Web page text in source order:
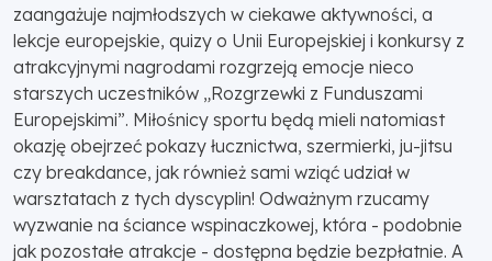
zaangażuje najmłodszych w ciekawe aktywności, a
lekcje europejskie, quizy o Unii Europejskiej i konkursy z
atrakcyjnymi nagrodami rozgrzeją emocje nieco
starszych uczestników „Rozgrzewki z Funduszami
Europejskimi”. Miłośnicy sportu będą mieli natomiast
okazję obejrzeć pokazy łucznictwa, szermierki, ju-jitsu
czy breakdance, jak również sami wziąć udział w
warsztatach z tych dyscyplin! Odważnym rzucamy
wyzwanie na ściance wspinaczkowej, która - podobnie
jak pozostałe atrakcje - dostępna będzie bezpłatnie. A